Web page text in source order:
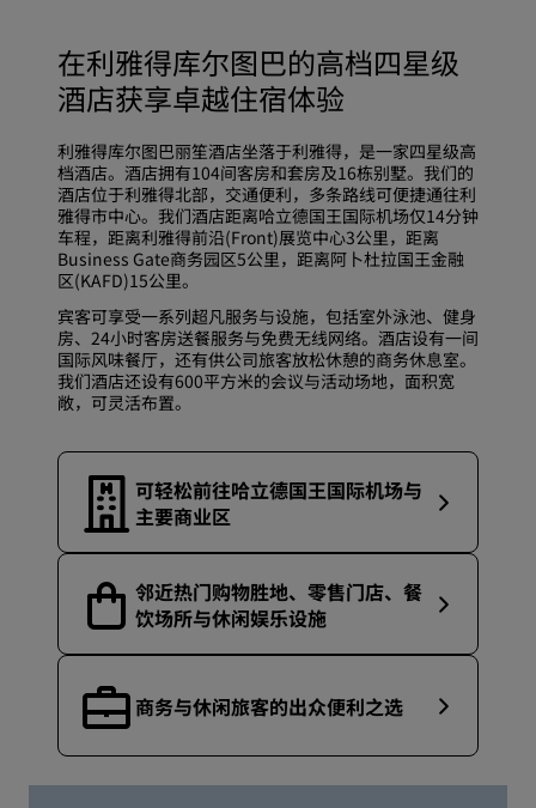
在利雅得库尔图巴的高档四星级
酒店获享卓越住宿体验
利雅得库尔图巴丽笙酒店坐落于利雅得，是一家四星级高
档酒店。酒店拥有104间客房和套房及16栋别墅。我们的
酒店位于利雅得北部，交通便利，多条路线可便捷通往利
雅得市中心。我们酒店距离哈立德国王国际机场仅14分钟
车程，距离利雅得前沿(Front)展览中心3公里，距离
Business Gate商务园区5公里，距离阿卜杜拉国王金融
区(KAFD)15公里。
宾客可享受一系列超凡服务与设施，包括室外泳池、健身
房、24小时客房送餐服务与免费无线网络。酒店设有一间
国际风味餐厅，还有供公司旅客放松休憩的商务休息室。
我们酒店还设有600平方米的会议与活动场地，面积宽
敞，可灵活布置。
可轻松前往哈立德国王国际机场与
主要商业区
邻近热门购物胜地、零售门店、餐
饮场所与休闲娱乐设施
商务与休闲旅客的出众便利之选